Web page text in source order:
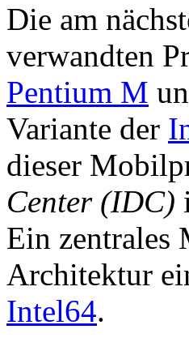
Die am
verwandten
Pentium M
Variante der
dieser
Center (IDC)
Ein zentrales
Architektur
Intel64.